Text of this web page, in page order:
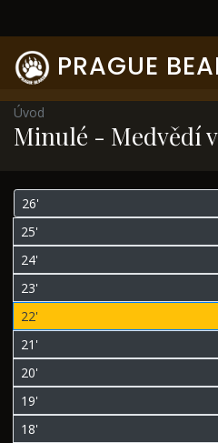
PRAGUE
Úvod
Minulé - Medvědí
26'
25'
24'
23'
22'
21'
20'
19'
18'